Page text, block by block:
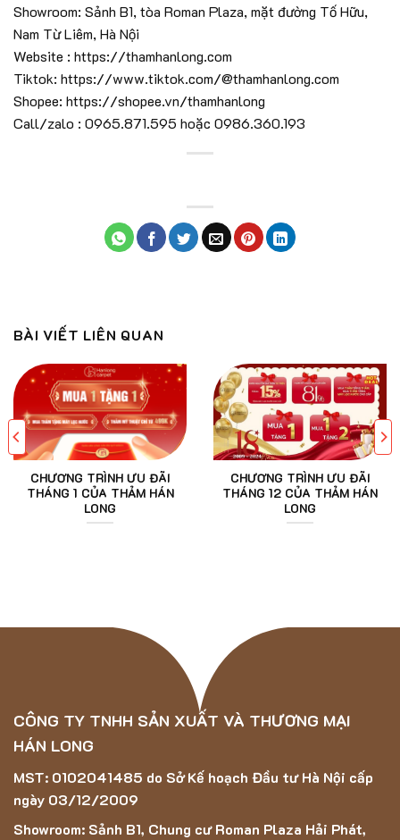
Showroom: Sảnh B1, tòa Roman Plaza, mặt đường Tố Hữu,
Nam Từ Liêm, Hà Nội
Website : https://thamhanlong.com
Tiktok: https://www.tiktok.com/@thamhanlong.com
Shopee: https://shopee.vn/thamhanlong
Call/zalo : 0965.871.595 hoặc 0986.360.193
BÀI VIẾT LIÊN QUAN
CHƯƠNG TRÌNH ƯU ĐÃI
THÁNG 1 CỦA THẢM HÁN
LONG
CHƯƠNG TRÌNH ƯU ĐÃI
THÁNG 12 CỦA THẢM HÁN
LONG
CÔNG TY TNHH SẢN XUẤT VÀ THƯƠNG MẠI
HÁN LONG
MST: 0102041485 do Sở Kế hoạch Đầu tư Hà Nội cấp
ngày 03/12/2009
Showroom: Sảnh B1, Chung cư Roman Plaza Hải Phát,